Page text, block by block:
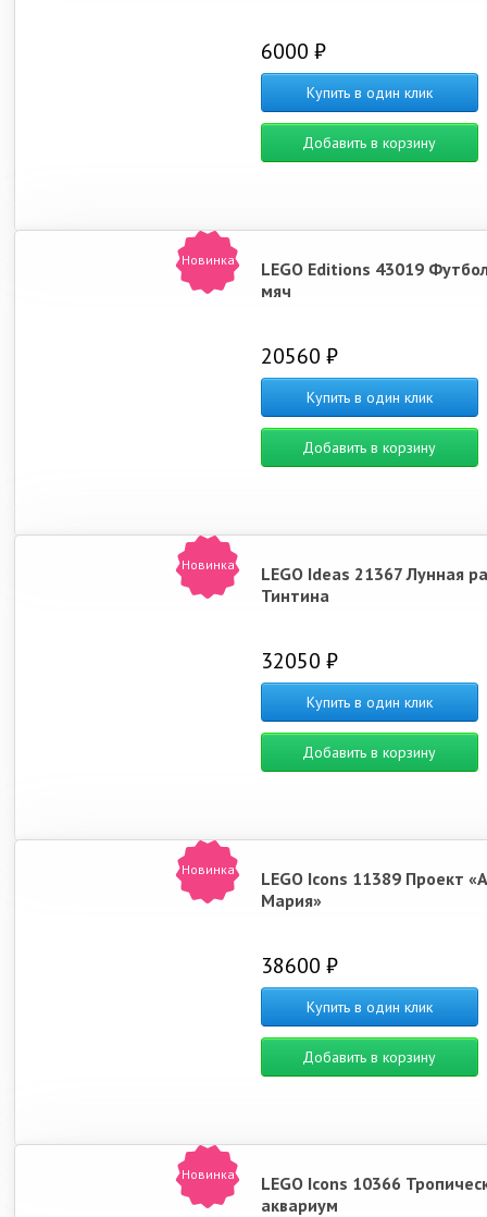
6000 ₽
Купить в один клик
Добавить в корзину
Новинка
LEGO Editions 43019
мяч
20560 ₽
Купить в один клик
Добавить в корзину
Новинка
LEGO Ideas 21367 Лунная
Тинтина
32050 ₽
Купить в один клик
Добавить в корзину
Новинка
LEGO Icons 11389 Проект
Мария»
38600 ₽
Купить в один клик
Добавить в корзину
Новинка
LEGO Icons 10366
аквариум